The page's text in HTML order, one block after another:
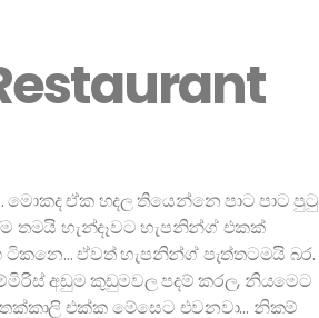
ඒක හදල තියෙන්නෙ පාට පාට පුටු
තමයි හැන්දෑවට හැපනින්ග් එකක්
ඒවත් හැපනින්ග් පැත්තටමයි බර.
අඩුම කුඩුමවල පදම් කරල, නියමෙට
තක්කාලි එක්ක මේසෙට එවනවා… නිකම්